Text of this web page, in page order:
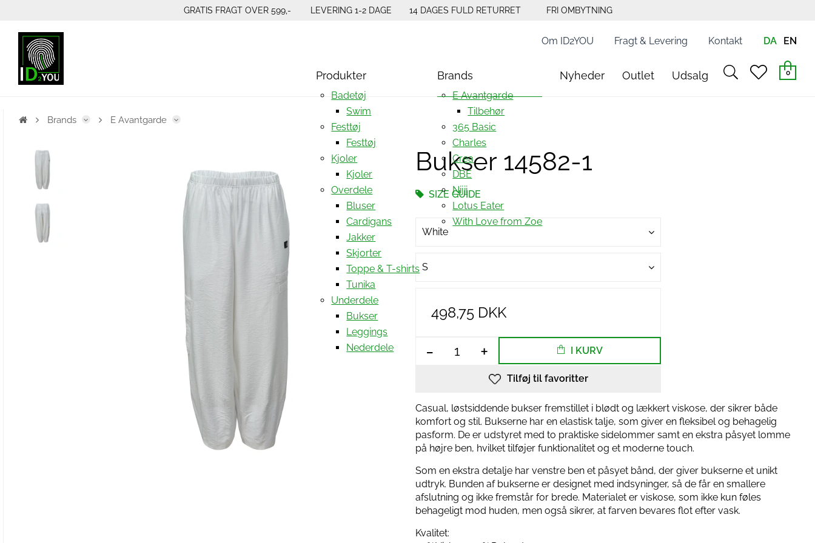
GRATIS FRAGT OVER 599,- LEVERING 1-2 DAGE 14 DAGES FULD RETURRET FRI OMBYTNING
Produkter
Badetøj
Swim
Festtøj
Festtøj
Kjoler
Kjoler
Overdele
Bluser
Cardigans
Jakker
Skjorter
Toppe & T-shirts
Tunika
Underdele
Bukser
Leggings
Nederdele
Brands
E Avantgarde
Tilbehør
365 Basic
Charles
Crea
DBE
Nijii
Lotus Eater
With Love from Zoe
Nyheder Outlet Udsalg
searchheart
0
Om ID2YOU Fragt & Levering Kontakt DA EN
Brands E Avantgarde
Bukser 14582-1
SIZE GUIDE
White
S
498,75 DKK
- + I KURV
Tilføj til favoritter
Casual, løstsiddende bukser fremstillet i blødt og lækkert viskose, der sikrer både
komfort og stil. Bukserne har en elastisk talje, som giver en fleksibel og behagelig
pasform. De er udstyret med to praktiske sidelommer samt en ekstra påsyet lomme
på højre ben, hvilket tilføjer funktionalitet og et moderne touch.
Som en ekstra detalje har venstre ben et påsyet bånd, der giver bukserne et unikt
udtryk. Bunden af bukserne er designet med indsyninger, så de får en smallere
afslutning og ikke fremstår for brede. Materialet er viskose, som ikke kun føles
behageligt mod huden, men også sikrer, at farven bevares flot efter vask.
Kvalitet: